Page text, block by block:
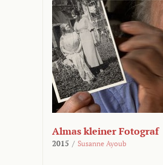
Almas kleiner Fotograf
2015 / Susanne Ayoub